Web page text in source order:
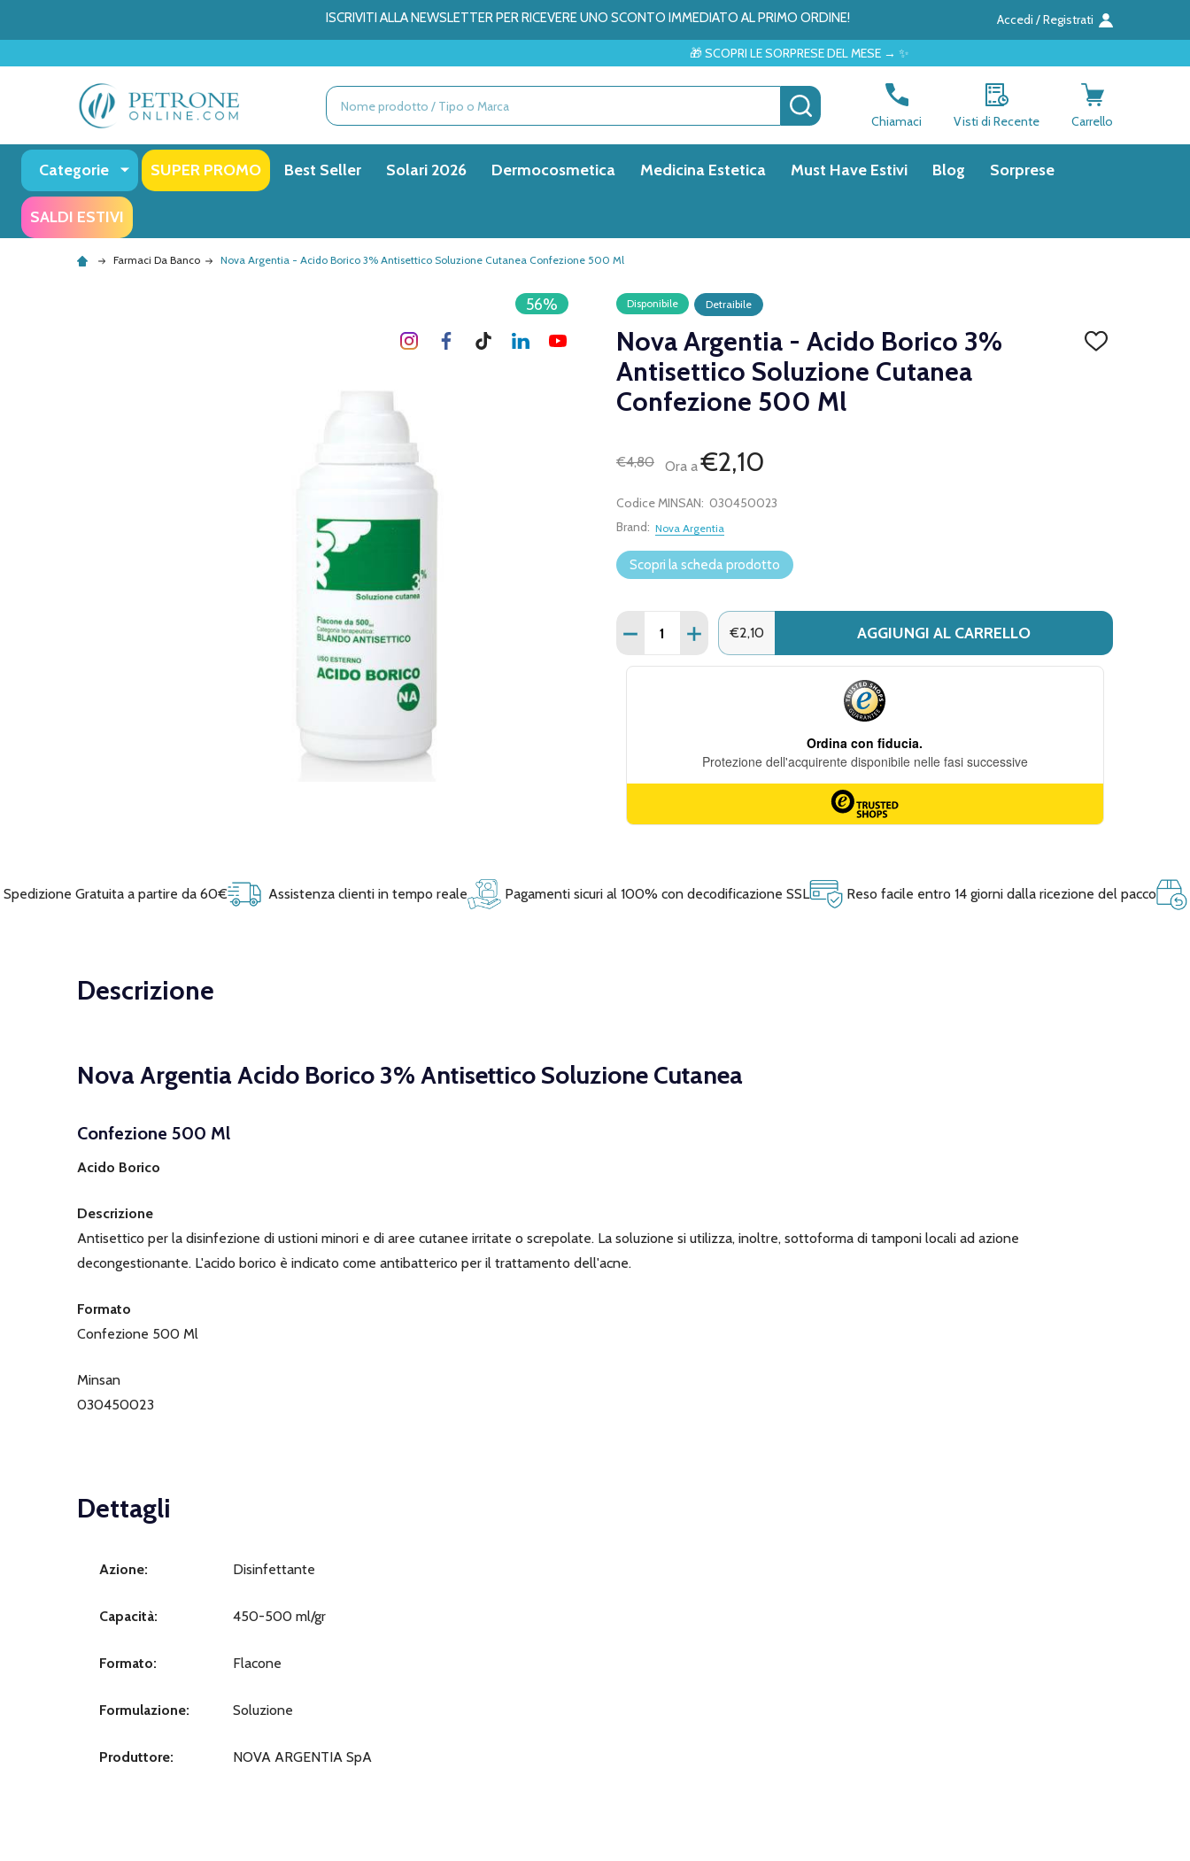
ISCRIVITI ALLA NEWSLETTER PER RICEVERE UNO SCONTO IMMEDIATO AL PRIMO ORDINE! Accedi / Registrati
🎁 SCOPRI LE SORPRESE DEL MESE → ✨
Ricerca CERCA
Chiamaci Visti di Recente Carrello
Categorie SUPER PROMO Best Seller Solari 2026 Dermocosmetica Medicina Estetica Must Have Estivi Blog Sorprese
SALDI ESTIVI
Farmaci Da Banco Nova Argentia - Acido Borico 3% Antisettico Soluzione Cutanea Confezione 500 Ml
Disponibile Detraibile
Nova Argentia - Acido Borico 3%
Antisettico Soluzione Cutanea
Confezione 500 Ml
AGGIUNGI
€4,80 Ora a€2,10
56%
Codice MINSAN: 030450023
Brand: Nova Argentia
Scopri la scheda prodotto
Quantità:
DIMINUISCI QUANTITÀ DI NOVA ARGENTIA - ACIDO BORICO 3% ANTISETTICO
AUMENTA QUANTITÀ DI NOVA ARGENTIA - ACIDO BORICO 3%
€2,10 AGGIUNGI AL CARRELLO
Spedizione Gratuita a partire da 60€ Assistenza clienti in tempo reale Pagamenti sicuri al 100% con decodificazione SSL Reso facile entro 14 giorni dalla ricezione del pacco
Descrizione
Nova Argentia Acido Borico 3% Antisettico Soluzione Cutanea
Confezione 500 Ml
Acido Borico
Descrizione
Antisettico per la disinfezione di ustioni minori e di aree cutanee irritate o screpolate. La soluzione si utilizza, inoltre, sottoforma di tamponi locali ad azione
decongestionante. L'acido borico è indicato come antibatterico per il trattamento dell'acne.
Formato
Confezione 500 Ml
Minsan
030450023
Dettagli
Azione: Disinfettante
Capacità: 450-500 ml/gr
Formato: Flacone
Formulazione: Soluzione
Produttore: NOVA ARGENTIA SpA